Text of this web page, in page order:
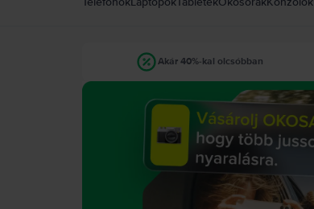
Akár 40%-kal olcsóbban